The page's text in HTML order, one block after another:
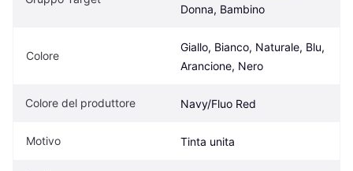
Donna, Bambino
Colore
Giallo, Bianco, Naturale, Blu,
Arancione, Nero
Colore del produttore Navy/Fluo Red
Motivo Tinta unita